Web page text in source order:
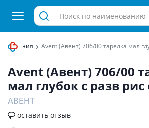
Avent (Авент) 706/00 тарелка мал
Avent (Авент) 706/00
мал глубок с разв рис
АВЕНТ
оставить отзыв